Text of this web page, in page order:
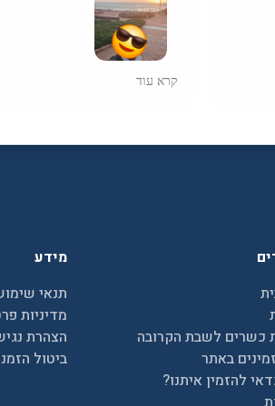
השירות של חופשות כשרות היה
(מדיטרה נתניה) היה ברמה טובה
קרא עוד
כשרים לשבת הקרובה
באתר
להזמין איתנו?
מידע
תנאי
מדיניות
הצהרת
ביטול